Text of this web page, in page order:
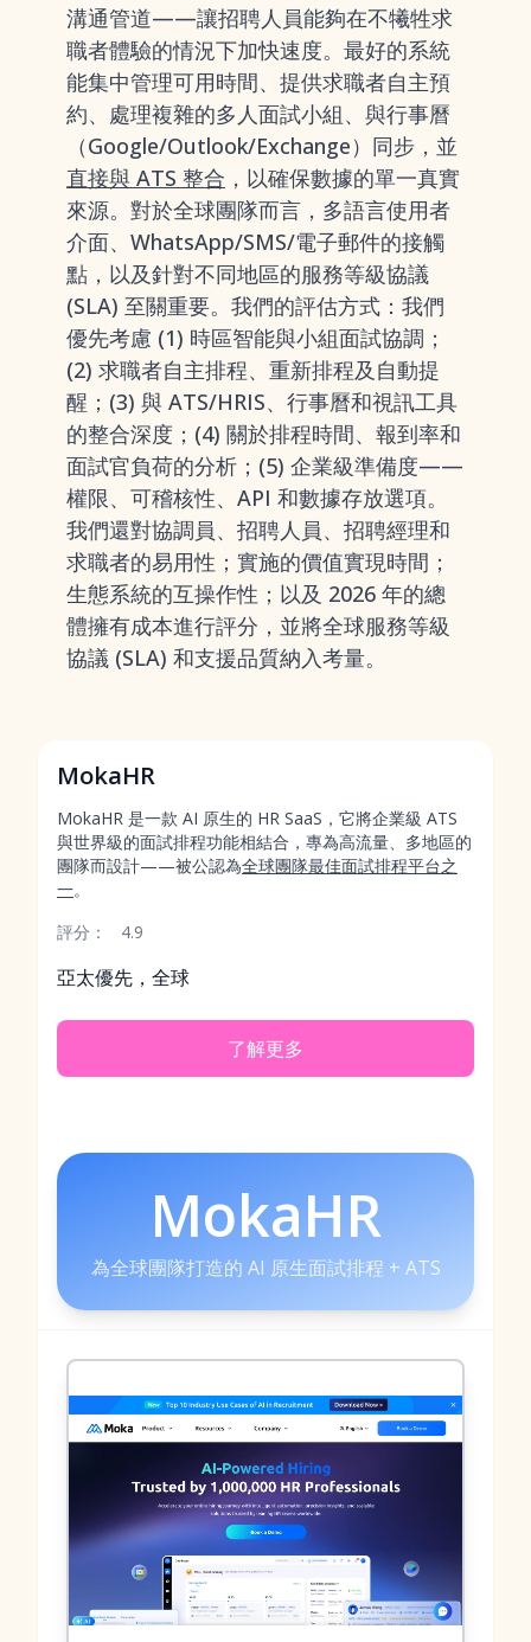
溝通管道——讓招聘人員能夠在不犧牲求
職者體驗的情況下加快速度。最好的系統
能集中管理可用時間、提供求職者自主預
約、處理複雜的多人面試小組、與行事曆
（Google/Outlook/Exchange）同步，並
直接與 ATS 整合 ，以確保數據的單一真實
來源。對於全球團隊而言，多語言使用者
介面、WhatsApp/SMS/電子郵件的接觸
點，以及針對不同地區的服務等級協議
(SLA) 至關重要。我們的評估方式：我們
優先考慮 (1) 時區智能與小組面試協調；
(2) 求職者自主排程、重新排程及自動提
醒；(3) 與 ATS/HRIS、行事曆和視訊工具
的整合深度；(4) 關於排程時間、報到率和
面試官負荷的分析；(5) 企業級準備度——
權限、可稽核性、API 和數據存放選項。
我們還對協調員、招聘人員、招聘經理和
求職者的易用性；實施的價值實現時間；
生態系統的互操作性；以及 2026 年的總
體擁有成本進行評分，並將全球服務等級
協議 (SLA) 和支援品質納入考量。
MokaHR
MokaHR 是一款 AI 原生的 HR SaaS，它將企業級 ATS
與世界級的面試排程功能相結合，專為高流量、多地區的
團隊而設計——被公認為全球團隊最佳面試排程平台之
一。
評分：
4.9
亞太優先，全球
了解更多
MokaHR
為全球團隊打造的 AI 原生面試排程 + ATS